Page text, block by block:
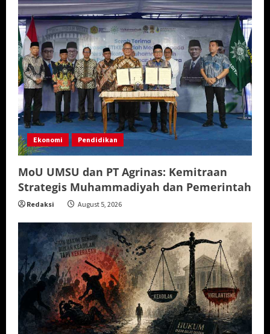
Ekonomi Pendidikan
MoU UMSU dan PT Agrinas: Kemitraan
Strategis Muhammadiyah dan Pemerintah
Redaksi August 5, 2026